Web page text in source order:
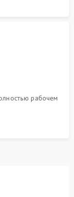
рабочем